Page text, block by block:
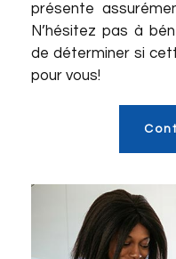
présente
N’hésitez pas à
de déterminer si
pour vous!